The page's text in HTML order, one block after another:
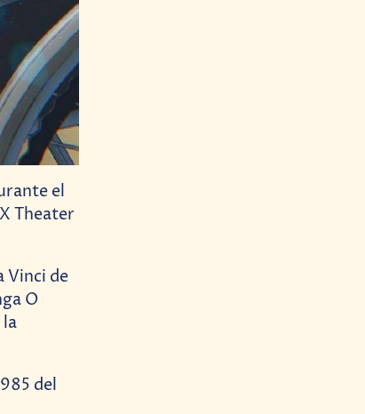
el
Theater
Vinci de
O
la
del